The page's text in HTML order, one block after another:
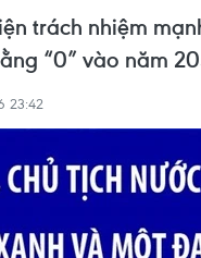
trách nhiệm
“0” vào năm
23:42